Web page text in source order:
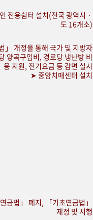
전용쉼터 설치(전국 광역시ㆍ
도 16개소)
」 개정을 통해 국가 및 지방자
양곡구입비, 경로당 냉난방 비
용 지원, 전기요금 등 감면 실시
➤ 중앙치매센터 설치
금법」 폐지, 「기초연금법」
제정 및 시행